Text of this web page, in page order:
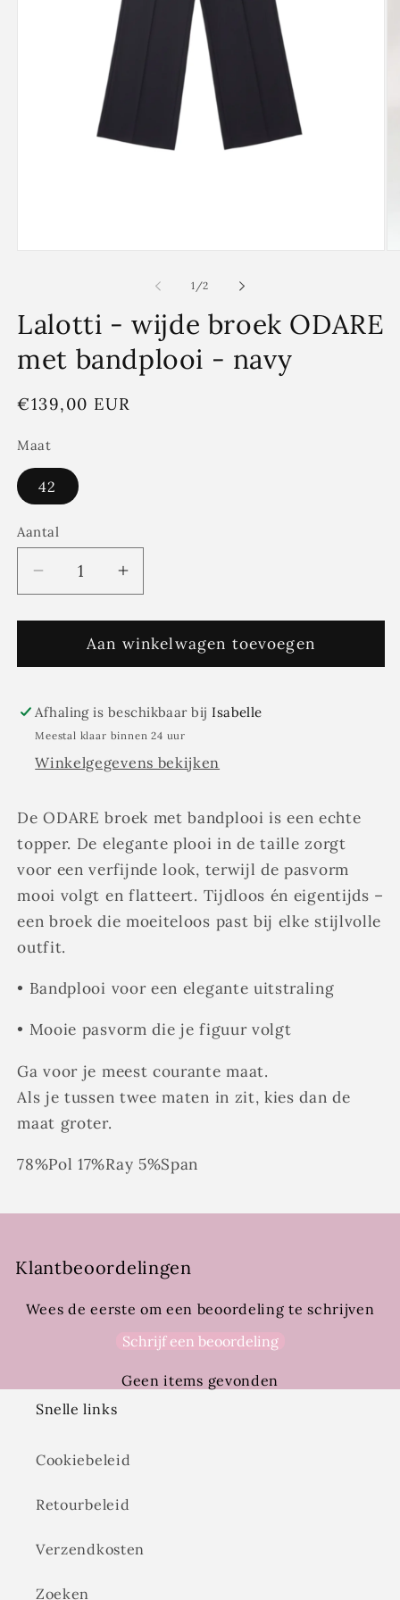
1 /van
2
Lalotti - wijde broek ODARE
met bandplooi - navy
Normale
€139,00 EUR
Maat
42
Aantal
Aantal
Aantal
verlagen
voor
Lalotti
-
broek
ODARE
bandplooi
navy
Aantal
verhogen
voor
Lalotti
-
broek
ODARE
bandplooi
navy
Aan winkelwagen toevoegen
Afhaling is beschikbaar bij Isabelle
Meestal klaar binnen 24 uur
Winkelgegevens bekijken
De ODARE broek met bandplooi is een echte
topper. De elegante plooi in de taille zorgt
voor een verfijnde look, terwijl de pasvorm
mooi volgt en flatteert. Tijdloos én eigentijds –
een broek die moeiteloos past bij elke stijlvolle
outfit.
• Bandplooi voor een elegante uitstraling
• Mooie pasvorm die je figuur volgt
Ga voor je meest courante maat.
Als je tussen twee maten in zit, kies dan de
maat groter.
78%Pol 17%Ray 5%Span
Klantbeoordelingen
Wees de eerste om een beoordeling te schrijven
Schrijf een beoordeling
Geen items gevonden
Snelle links
Cookiebeleid
Retourbeleid
Verzendkosten
Zoeken